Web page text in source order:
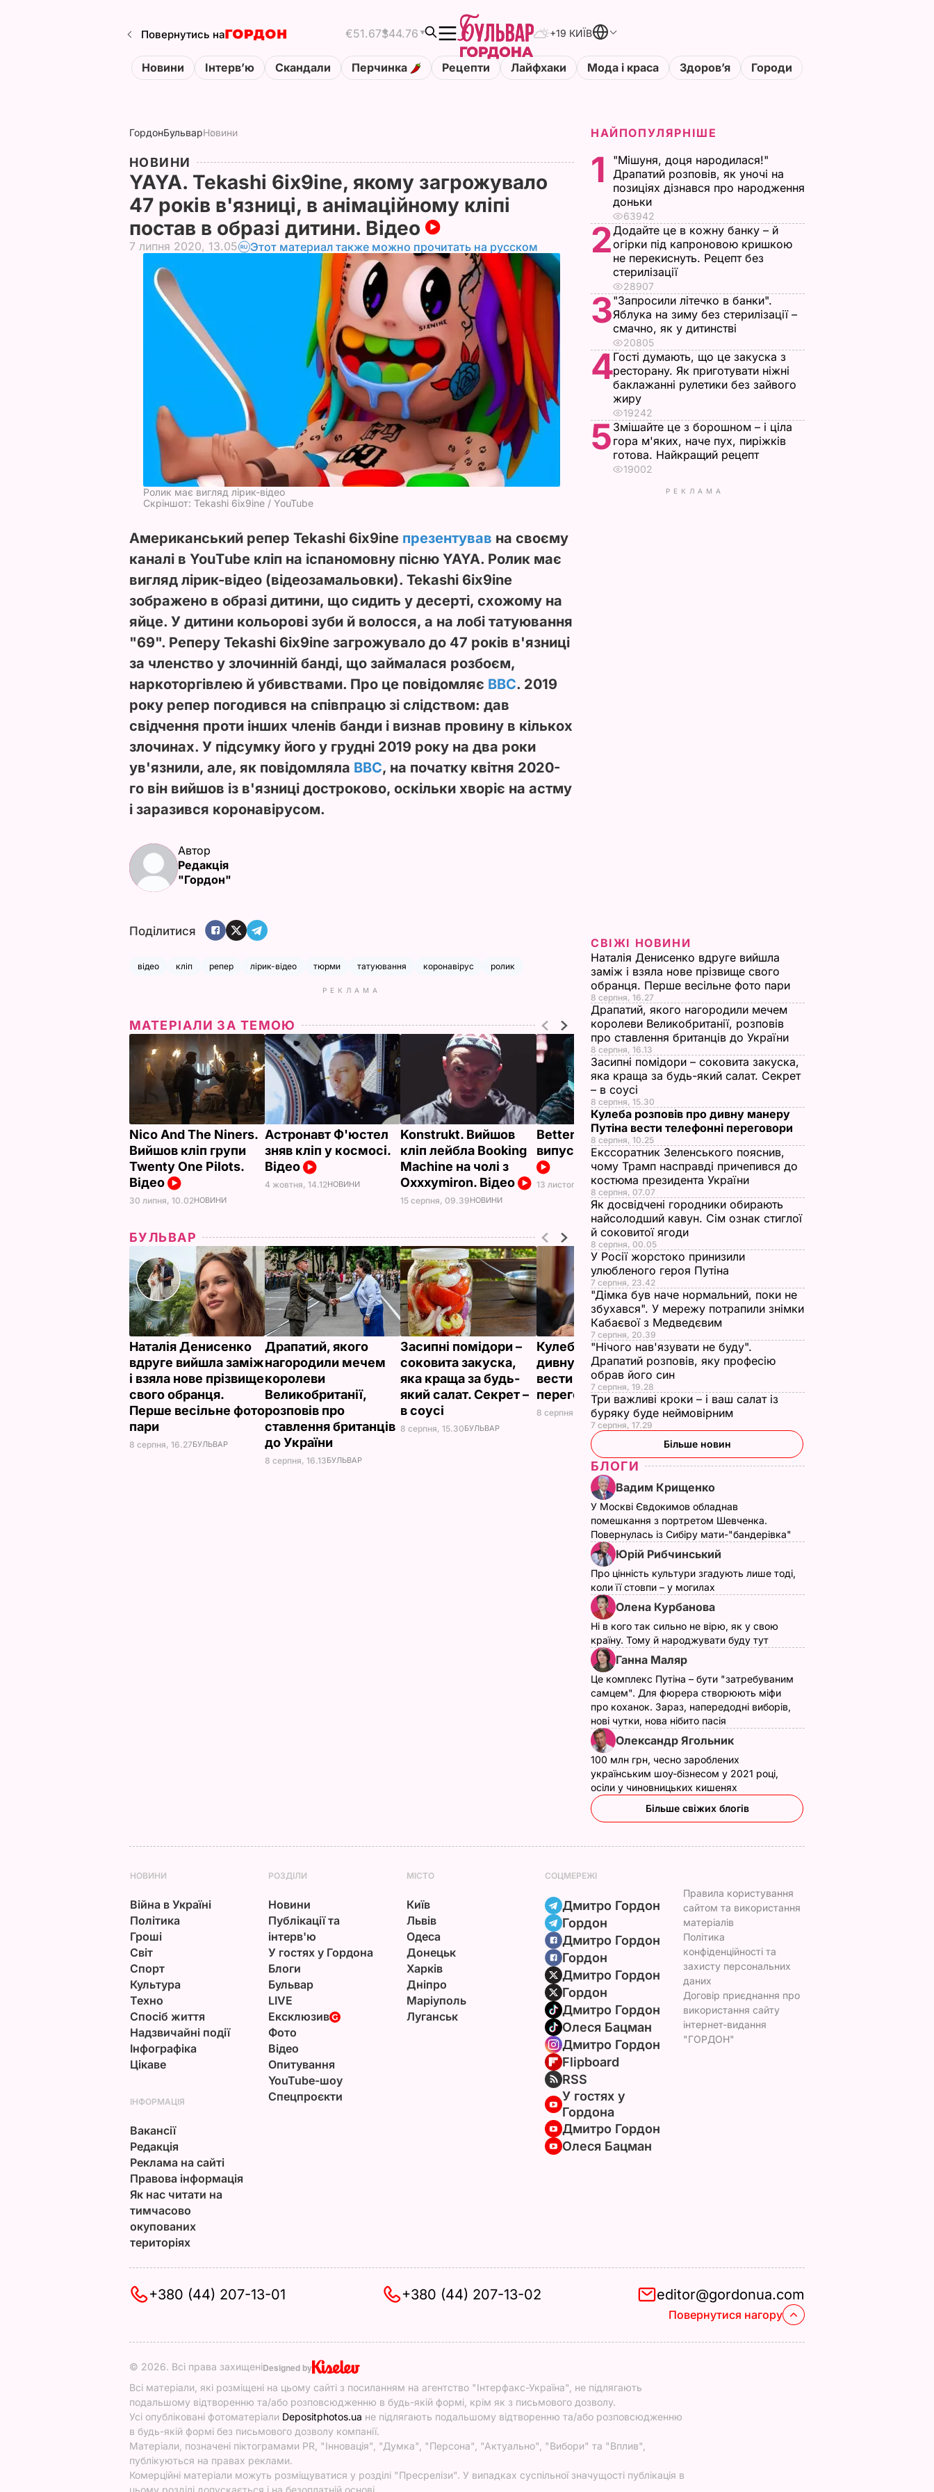
Повернутись на €51.67$44.76 +19 КИЇВ
Новини Інтервʼю Скандали Перчинка Рецепти Лайфхаки Мода і краса Здоровʼя Городи
ГордонБульварНовини
НОВИНИ
YAYA. Tekashi 6ix9ine, якому загрожувало
47 років в'язниці, в анімаційному кліпі
постав в образі дитини. Відео
7 липня 2020, 13.05 Этот материал также можно прочитать на русском
Ролик має вигляд лірик-відео
Скріншот: Tekashi 6ix9ine / YouTube
Американський репер Tekashi 6ix9ine презентував на своєму
каналі в YouТube кліп на іспаномовну пісню YAYA. Ролик має
вигляд лірик-відео (відеозамальовки). Tekashi 6ix9ine
зображено в образі дитини, що сидить у десерті, схожому на
яйце. У дитини кольорові зуби й волосся, а на лобі татуювання
"69". Реперу Tekashi 6ix9ine загрожувало до 47 років в'язниці
за членство у злочинній банді, що займалася розбоєм,
наркоторгівлею й убивствами. Про це повідомляє BBC. 2019
року репер погодився на співпрацю зі слідством: дав
свідчення проти інших членів банди і визнав провину в кількох
злочинах. У підсумку його у грудні 2019 року на два роки
ув'язнили, але, як повідомляла BBC, на початку квітня 2020-
го він вийшов із в'язниці достроково, оскільки хворіє на астму
і заразився коронавірусом.
Автор
Редакція
"Гордон"
Поділитися
відео кліп репер лірик-відео тюрми татуювання коронавірус ролик
РЕКЛАМА
МАТЕРІАЛИ ЗА ТЕМОЮ
Nico And The Niners.
Вийшов кліп групи
Twenty One Pilots.
Відео
30 липня, 10.02НОВИНИ
Астронавт Ф'юстел
зняв кліп у космосі.
Відео
4 жовтня, 14.12НОВИНИ
Konstrukt. Вийшов
кліп лейбла Booking
Machine на чолі з
Oxxxymiron. Відео
15 серпня, 09.39НОВИНИ
Better. Репер Халід
випустив кліп. Відео
13 листопада, 15.37НОВИНИ
БУЛЬВАР
Наталія Денисенко
вдруге вийшла заміж
і взяла нове прізвище
свого обранця.
Перше весільне фото
пари
8 серпня, 16.27БУЛЬВАР
Драпатий, якого
нагородили мечем
королеви
Великобританії,
розповів про
ставлення британців
до України
8 серпня, 16.13БУЛЬВАР
Засипні помідори –
соковита закуска,
яка краща за будь-
який салат. Секрет –
в соусі
8 серпня, 15.30БУЛЬВАР
Кулеба розповів про
дивну манеру Путіна
вести телефонні
переговори
8 серпня, 10.25СВІТ
Екссоратник
Зеленського
пояснив, чому Трамп
насправді
причепився до
України
8 серпня, 07.07СВІТ
НАЙПОПУЛЯРНІШЕ
1
"Мішуня, доця народилася!"
Драпатий розповів, як уночі на
позиціях дізнався про народження
доньки
63942
2Додайте це в кожну банку – й
огірки під капроновою кришкою
не перекиснуть. Рецепт без
стерилізації
28907
3"Запросили літечко в банки".
Яблука на зиму без стерилізації –
смачно, як у дитинстві
20805
4Гості думають, що це закуска з
ресторану. Як приготувати ніжні
баклажанні рулетики без зайвого
жиру
19242
5 Змішайте це з борошном – і ціла
гора м'яких, наче пух, пиріжків
готова. Найкращий рецепт
19002
РЕКЛАМА
СВІЖІ НОВИНИ
Наталія Денисенко вдруге вийшла
заміж і взяла нове прізвище свого
обранця. Перше весільне фото пари
8 серпня, 16.27
Драпатий, якого нагородили мечем
королеви Великобританії, розповів
про ставлення британців до України
8 серпня, 16.13
Засипні помідори – соковита закуска,
яка краща за будь-який салат. Секрет
– в соусі
8 серпня, 15.30
Кулеба розповів про дивну манеру
Путіна вести телефонні переговори
8 серпня, 10.25
Екссоратник Зеленського пояснив,
чому Трамп насправді причепився до
костюма президента України
8 серпня, 07.07
Як досвідчені городники обирають
найсолодший кавун. Сім ознак стиглої
й соковитої ягоди
8 серпня, 00.05
У Росії жорстоко принизили
улюбленого героя Путіна
7 серпня, 23.42
"Дімка був наче нормальний, поки не
збухався". У мережу потрапили знімки
Кабаєвої з Медведєвим
7 серпня, 20.39
"Нічого нав'язувати не буду".
Драпатий розповів, яку професію
обрав його син
7 серпня, 19.28
Три важливі кроки – і ваш салат із
буряку буде неймовірним
7 серпня, 17.29
Більше новин
БЛОГИ
Вадим Крищенко
У Москві Євдокимов обладнав
помешкання з портретом Шевченка.
Повернулась із Сибіру мати-"бандерівка"
Юрій Рибчинський
Про цінність культури згадують лише тоді,
коли її стовпи – у могилах
Олена Курбанова
Ні в кого так сильно не вірю, як у свою
країну. Тому й народжувати буду тут
Ганна Маляр
Це комплекс Путіна – бути "затребуваним
самцем". Для фюрера створюють міфи
про коханок. Зараз, напередодні виборів,
нові чутки, нова нібито пасія
Олександр Ягольник
100 млн грн, чесно зароблених
українським шоу-бізнесом у 2021 році,
осіли у чиновницьких кишенях
Більше свіжих блогів
НОВИНИ
Війна в Україні
Політика
Гроші
Світ
Спорт
Культура
Техно
Спосіб життя
Надзвичайні події
Інфографіка
Цікаве
РОЗДІЛИ
Новини
Публікації та
інтерв'ю
У гостях у Гордона
Блоги
Бульвар
LIVE
Ексклюзив
Фото
Відео
Опитування
YouTube-шоу
Спецпроєкти
МІСТО
Київ
Львів
Одеса
Донецьк
Харків
Дніпро
Маріуполь
Луганськ
СОЦМЕРЕЖІ
Дмитро Гордон
Гордон
Дмитро Гордон
Гордон
Дмитро Гордон
Гордон
Дмитро Гордон
Олеся Бацман
Дмитро Гордон
Flipboard
RSS
У гостях у
Гордона
Дмитро Гордон
Олеся Бацман
ІНФОРМАЦІЯ
Вакансії
Редакція
Реклама на сайті
Правова інформація
Як нас читати на
тимчасово
окупованих
територіях
Правила користування
сайтом та використання
матеріалів
Політика
конфіденційності та
захисту персональних
даних
Договір приєднання про
використання сайту
інтернет-видання
"ГОРДОН"
+380 (44) 207-13-01 +380 (44) 207-13-02 editor@gordonua.com
Повернутися нагору
© 2026. Всі права захищеніDesigned by
Всі матеріали, які розміщені на цьому сайті з посиланням на агентство "Інтерфакс-Україна", не підлягають
подальшому відтворенню та/або розповсюдженню в будь-якій формі, крім як з письмового дозволу.
Усі опубліковані фотоматеріали Depositphotos.ua не підлягають подальшому відтворенню та/або розповсюдженню
в будь-якій формі без письмового дозволу компанії.
Матеріали, позначені піктограмами PR, "Інновація", "Думка", "Персона", "Актуально", "Вибори" та "Вплив",
публікуються на правах реклами.
Комерційні матеріали можуть розміщуватися у розділі "Пресрелізи". У випадках суспільної значущості публікація в
цьому розділі допускається і на безоплатній основі.